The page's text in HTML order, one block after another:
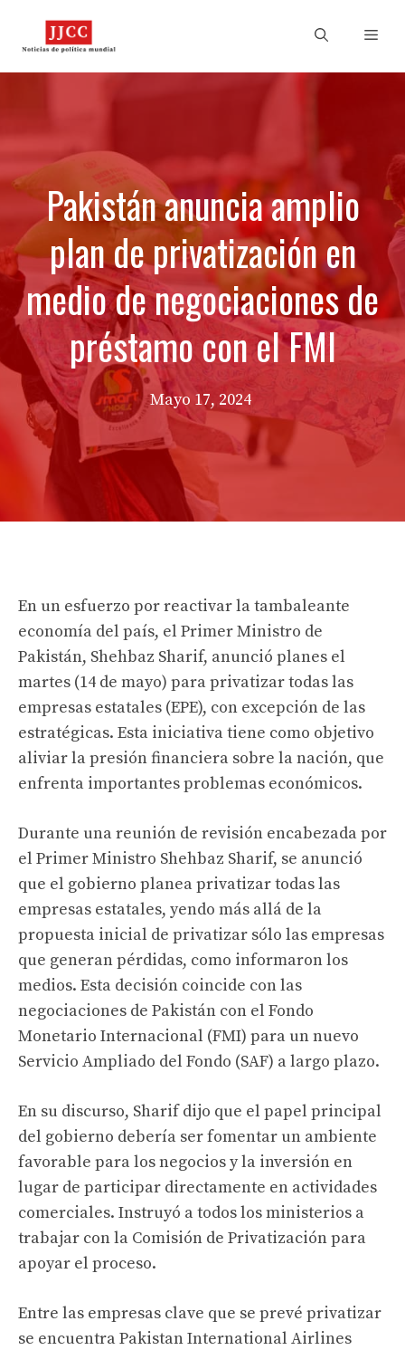
Pakistán anuncia amplio
plan de privatización en
medio de negociaciones de
préstamo con el FMI
Mayo 17, 2024
En un esfuerzo por reactivar la tambaleante
economía del país, el Primer Ministro de
Pakistán, Shehbaz Sharif, anunció planes el
martes (14 de mayo) para privatizar todas las
empresas estatales (EPE), con excepción de las
estratégicas. Esta iniciativa tiene como objetivo
aliviar la presión financiera sobre la nación, que
enfrenta importantes problemas económicos.
Durante una reunión de revisión encabezada por
el Primer Ministro Shehbaz Sharif, se anunció
que el gobierno planea privatizar todas las
empresas estatales, yendo más allá de la
propuesta inicial de privatizar sólo las empresas
que generan pérdidas, como informaron los
medios. Esta decisión coincide con las
negociaciones de Pakistán con el Fondo
Monetario Internacional (FMI) para un nuevo
Servicio Ampliado del Fondo (SAF) a largo plazo.
En su discurso, Sharif dijo que el papel principal
del gobierno debería ser fomentar un ambiente
favorable para los negocios y la inversión en
lugar de participar directamente en actividades
comerciales. Instruyó a todos los ministerios a
trabajar con la Comisión de Privatización para
apoyar el proceso.
Entre las empresas clave que se prevé privatizar
se encuentra Pakistan International Airlines